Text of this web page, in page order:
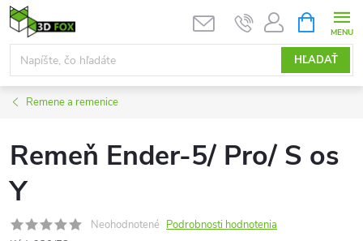
Prejsť
na
obsah
HĽADAŤ
KOŠÍK
Remene a remenice
Remeň Ender-5/ Pro/ S os
Y
Neohodnotené Podrobnosti hodnotenia